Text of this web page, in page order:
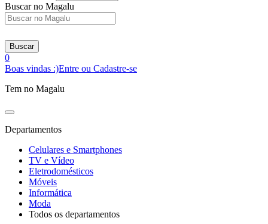
Buscar no Magalu
Buscar
0
Boas vindas :)Entre ou Cadastre-se
Tem no Magalu
Departamentos
Celulares e Smartphones
TV e Vídeo
Eletrodomésticos
Móveis
Informática
Moda
Todos os departamentos